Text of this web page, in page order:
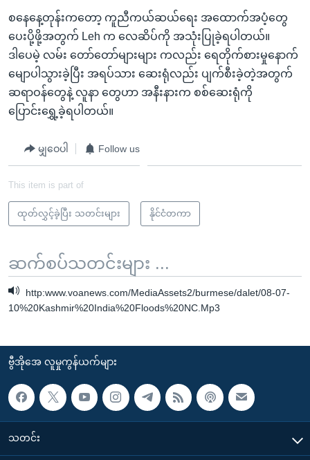
ကျော်
စနေနေ့တုန်းကတော့ ကူညီကယ်ဆယ်ရေး အထောက်အပံ့တွေ
ပေးပို့ဖို့အတွက် Leh က လေဆိပ်ကို အသုံးပြုခဲ့ရပါတယ်။
ဒါပေမဲ့ လမ်း တော်တော်များများ ကလည်း ရေတိုက်စားမှုနောက်
မျောပါသွားခဲ့ပြီး အရပ်သား ဆေးရုံလည်း ပျက်စီးခဲ့တဲ့အတွက်
ဆရာဝန်တွေနဲ့ လူနာ တွေဟာ အနီးနားက စစ်ဆေးရုံကို
ပြောင်းရွှေ့ခဲ့ရပါတယ်။
မျှဝေပါ Follow us
This item is part of
ထုတ်လွှင့်ခဲ့ပြီး သတင်းများ နိုင်ငံတကာ
ဆက်စပ်သတင်းများ ...
http:www.voanews.com/MediaAssets2/burmese/dalet/08-07-
10%20Kashmir%20India%20Floods%20NC.Mp3
ဗွီအိုအေ လူမှုကွန်ယက်များ
သတင်း